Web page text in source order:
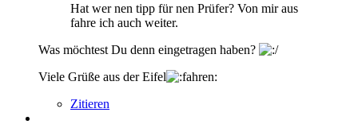
Hat wer nen tipp für nen Prüfer? Von mir aus
fahre ich auch weiter.
Was möchtest Du denn eingetragen haben?
Viele Grüße aus der Eifel
Zitieren